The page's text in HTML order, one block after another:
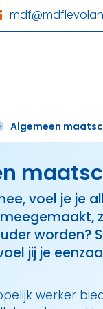
Algemeen
voel je je
worden?
jij je
werker